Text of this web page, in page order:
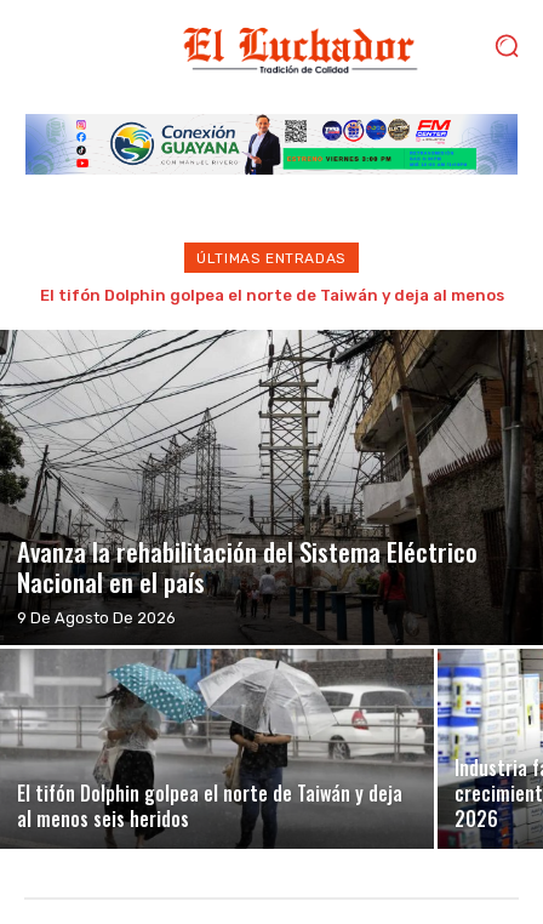
ÚLTIMAS ENTRADAS
Estudiantes de la UDO Bolívar convocan a concentración
Avanza la rehabilitación del Sistema Eléctrico
Nacional en el país
9 De Agosto De 2026
El tifón Dolphin golpea el norte de Taiwán y deja
al menos seis heridos
Industria
2026